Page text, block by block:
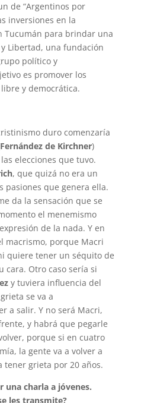
de “Argentinos por
inversiones en la
Tucumán para brindar una
Libertad, una fundación
político y
es promover los
y democrática.
duro comenzaría
Fernández de Kirchner)
elecciones que tuvo.
, que quizá no era un
pasiones que genera ella.
da la sensación que se
el menemismo
de la nada. Y en
macrismo, porque Macri
quiere tener un séquito de
cara. Otro caso sería si
y tuviera influencia del
se va a
a salir. Y no será Macri,
y habrá que pegarle
porque si en cuatro
la gente va a volver a
tener grieta por 20 años.
una charla a jóvenes.
les transmite?